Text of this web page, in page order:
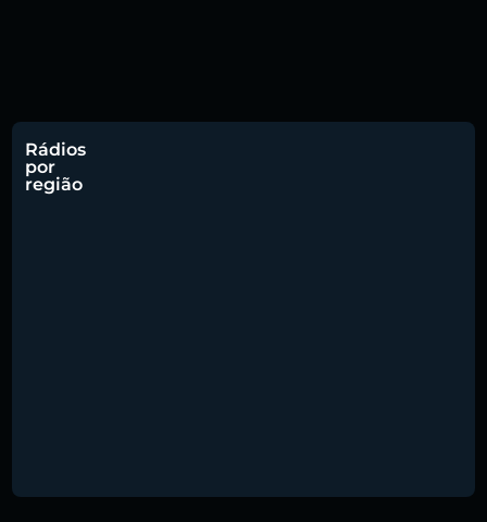
Rádios
por
região